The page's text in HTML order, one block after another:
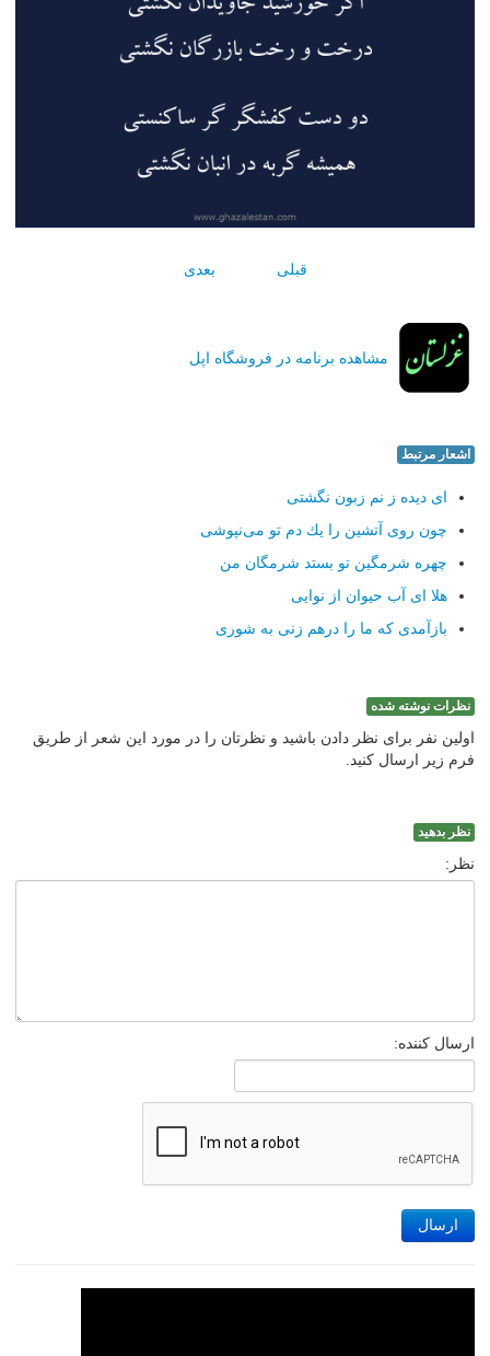
قبلی بعدی
مشاهده برنامه در فروشگاه اپل
اشعار مرتبط
ای دیده ز نم زبون نگشتی
چون روی آتشین را یك دم تو می‌نپوشی
چهره شرمگین تو بستد شرمگان من
هلا ای آب حیوان از نوایی
بازآمدی كه ما را درهم زنی به شوری
نظرات نوشته شده
اولین نفر برای نظر دادن باشید و نظرتان را در مورد این شعر از طریق
فرم زیر ارسال کنید.
نظر بدهید
نظر:
ارسال کننده:
ارسال